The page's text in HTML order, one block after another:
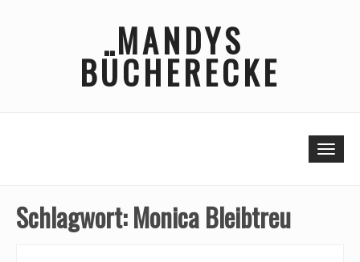
MANDYS
BÜCHERECKE
Schlagwort:Monica Bleibtreu